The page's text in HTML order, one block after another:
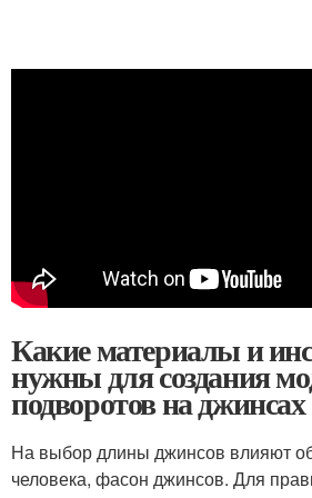
Какие материалы и
нужны для создания
подворотов на джинсах
На выбор длины джинсов влияют
человека, фасон джинсов. Для